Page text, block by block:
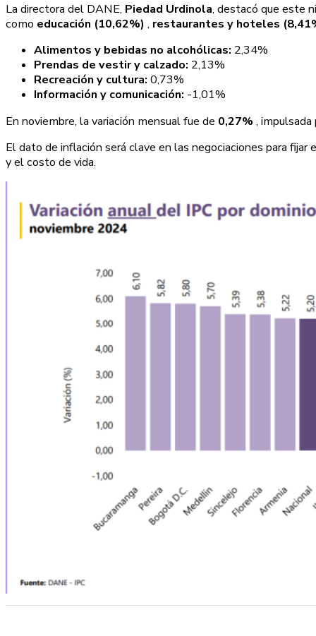
La directora del DANE, Piedad Urdinola, destacó que este
como educación (10,62%) , restaurantes y hoteles
Alimentos y bebidas no alcohólicas: 2,34%
Prendas de vestir y calzado: 2,13%
Recreación y cultura: 0,73%
Información y comunicación: -1,01%
En noviembre, la variación mensual fue de 0,27% ,
El dato de inflación será clave en las negociaciones para fijar
y el costo de vida.